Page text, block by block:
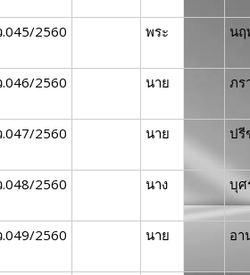
.045/2560 พระ น
.046/2560 นาย ภร
.047/2560 นาย ปรี
.048/2560 นาง บุศ
.049/2560 นาย อา